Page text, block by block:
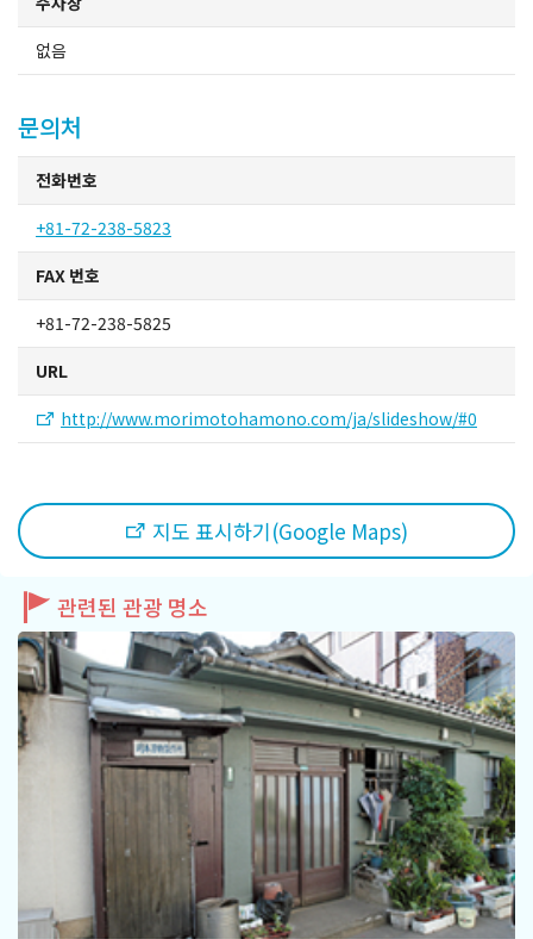
사카이 관광 택시
협회 소개
협회 소개
사이트 맵
없음
문의처
전화번호
+81-72-238-5823
FAX 번호
+81-72-238-5825
URL
http://www.morimotohamono.com/ja/slideshow/#0
지도 표시하기(Google Maps)
관련된 관광 명소